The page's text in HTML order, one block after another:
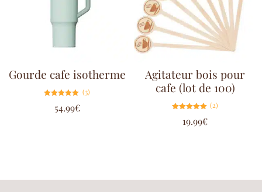
Gourde cafe isotherme
5.00
sur 5
(3)
54.99€
Agitateur bois pour
cafe (lot de 100)
5.00
sur 5
(2)
19.99€